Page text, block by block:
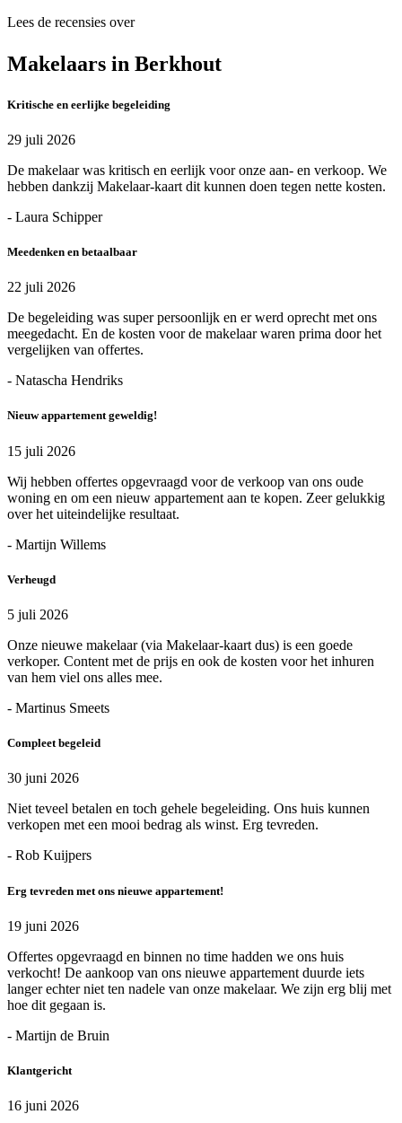
Lees de recensies over
Makelaars in Berkhout
Kritische en eerlijke begeleiding
29 juli 2026
De makelaar was kritisch en eerlijk voor onze aan- en verkoop. We
hebben dankzij Makelaar-kaart dit kunnen doen tegen nette kosten.
- Laura Schipper
Meedenken en betaalbaar
22 juli 2026
De begeleiding was super persoonlijk en er werd oprecht met ons
meegedacht. En de kosten voor de makelaar waren prima door het
vergelijken van offertes.
- Natascha Hendriks
Nieuw appartement geweldig!
15 juli 2026
Wij hebben offertes opgevraagd voor de verkoop van ons oude
woning en om een nieuw appartement aan te kopen. Zeer gelukkig
over het uiteindelijke resultaat.
- Martijn Willems
Verheugd
5 juli 2026
Onze nieuwe makelaar (via Makelaar-kaart dus) is een goede
verkoper. Content met de prijs en ook de kosten voor het inhuren
van hem viel ons alles mee.
- Martinus Smeets
Compleet begeleid
30 juni 2026
Niet teveel betalen en toch gehele begeleiding. Ons huis kunnen
verkopen met een mooi bedrag als winst. Erg tevreden.
- Rob Kuijpers
Erg tevreden met ons nieuwe appartement!
19 juni 2026
Offertes opgevraagd en binnen no time hadden we ons huis
verkocht! De aankoop van ons nieuwe appartement duurde iets
langer echter niet ten nadele van onze makelaar. We zijn erg blij met
hoe dit gegaan is.
- Martijn de Bruin
Klantgericht
16 juni 2026